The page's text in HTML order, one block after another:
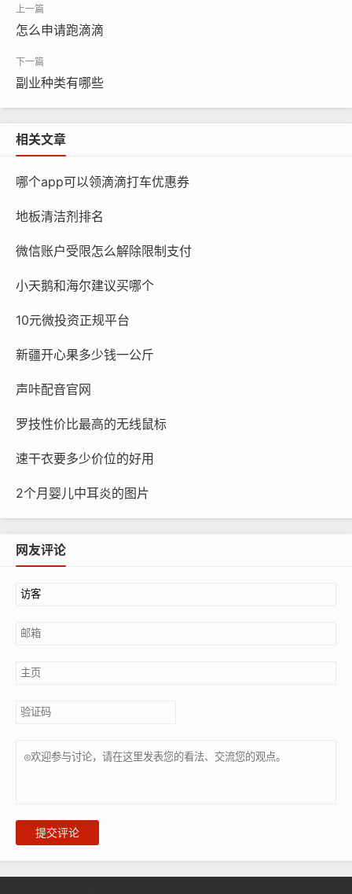
怎么申请跑滴滴
副业种类有哪些
相关文章
哪个app可以领滴滴打车优惠券
地板清洁剂排名
微信账户受限怎么解除限制支付
小天鹅和海尔建议买哪个
10元微投资正规平台
新疆开心果多少钱一公斤
声咔配音官网
罗技性价比最高的无线鼠标
速干衣要多少价位的好用
2个月婴儿中耳炎的图片
网友评论
提交评论